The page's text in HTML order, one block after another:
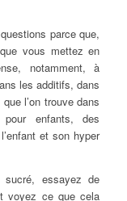
parce que,
vous mettez en
notamment, à
les additifs, dans
l’on trouve dans
enfants, des
et son hyper
essayez de
voyez ce que cela